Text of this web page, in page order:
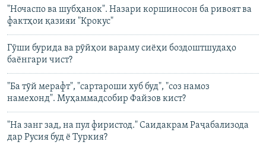
"Ночаспо ва шубҳанок". Назари коршиносон ба ривоят ва
фактҳои қазияи "Крокус"
Гӯши бурида ва рӯйҳои вараму сиёҳи боздоштшудаҳо
баёнгари чист?
"Ба тӯй мерафт", "сартароши хуб буд", "соз намоз
намехонд". Муҳаммадсобир Файзов кист?
"На занг зад, на пул фиристод." Саидакрам Раҷабализода
дар Русия буд ё Туркия?